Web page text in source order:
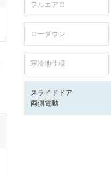
フルエアロ
ローダウン
寒冷地仕様
スライドドア
両側電動